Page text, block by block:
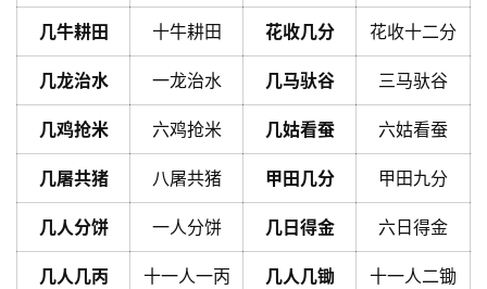
几牛耕田 十牛耕田 花收几分 花收十二分
几龙治水 一龙治水 几马驮谷 三马驮谷
几鸡抢米 六鸡抢米 几姑看蚕 六姑看蚕
几屠共猪 八屠共猪 甲田几分 甲田九分
几人分饼 一人分饼 几日得金 六日得金
几人几丙 十一人一丙 几人几锄 十一人二锄